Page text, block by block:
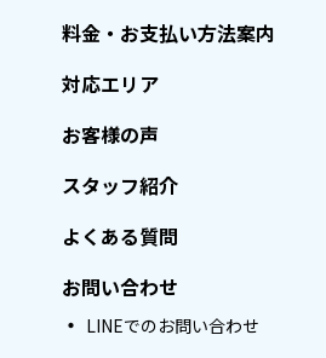
料金・お支払い方法案内
対応エリア
お客様の声
スタッフ紹介
よくある質問
お問い合わせ
LINEでのお問い合わせ